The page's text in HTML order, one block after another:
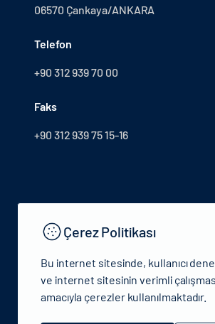
06570 Çankaya/ANKARA
Telefon
+90 312 939 70 00
Faks
+90 312 939 75 15-16
Çerez Politikası
Bu internet sitesinde, kullanıcı
ve internet sitesinin verimli
amacıyla çerezler kullanılmaktadır.